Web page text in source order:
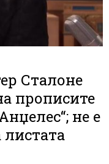
Сталоне
прописите
не е
листата